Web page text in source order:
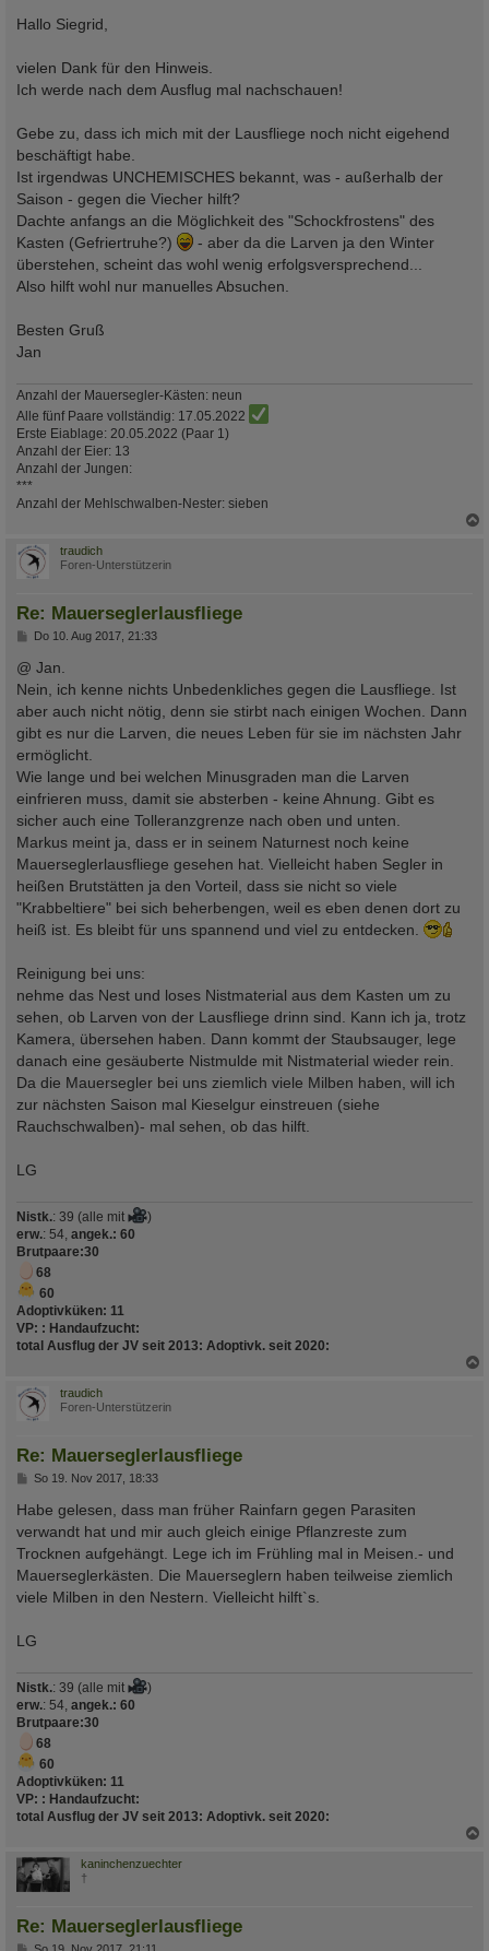
Hallo Siegrid,
vielen Dank für den Hinweis.
Ich werde nach dem Ausflug mal nachschauen!
Gebe zu, dass ich mich mit der Lausfliege noch nicht eigehend
beschäftigt habe.
Ist irgendwas UNCHEMISCHES bekannt, was - außerhalb der
Saison - gegen die Viecher hilft?
Dachte anfangs an die Möglichkeit des "Schockfrostens" des
Kasten (Gefriertruhe?)
- aber da die Larven ja den Winter
überstehen, scheint das wohl wenig erfolgsversprechend...
Also hilft wohl nur manuelles Absuchen.
Besten Gruß
Jan
Anzahl der Mauersegler-Kästen: neun
Alle fünf Paare vollständig: 17.05.2022
Erste Eiablage: 20.05.2022 (Paar 1)
Anzahl der Eier: 13
Anzahl der Jungen:
***
Anzahl der Mehlschwalben-Nester: sieben
traudich
Foren-Unterstützerin
Re: Mauerseglerlausfliege
B
i
r
g
Do 10. Aug 2017, 21:33
@ Jan.
Nein, ich kenne nichts Unbedenkliches gegen die Lausfliege. Ist
aber auch nicht nötig, denn sie stirbt nach einigen Wochen. Dann
gibt es nur die Larven, die neues Leben für sie im nächsten Jahr
ermöglicht.
Wie lange und bei welchen Minusgraden man die Larven
einfrieren muss, damit sie absterben - keine Ahnung. Gibt es
sicher auch eine Tolleranzgrenze nach oben und unten.
Markus meint ja, dass er in seinem Naturnest noch keine
Mauerseglerlausfliege gesehen hat. Vielleicht haben Segler in
heißen Brutstätten ja den Vorteil, dass sie nicht so viele
"Krabbeltiere" bei sich beherbengen, weil es eben denen dort zu
heiß ist. Es bleibt für uns spannend und viel zu entdecken.
Reinigung bei uns:
nehme das Nest und loses Nistmaterial aus dem Kasten um zu
sehen, ob Larven von der Lausfliege drinn sind. Kann ich ja, trotz
Kamera, übersehen haben. Dann kommt der Staubsauger, lege
danach eine gesäuberte Nistmulde mit Nistmaterial wieder rein.
Da die Mauersegler bei uns ziemlich viele Milben haben, will ich
zur nächsten Saison mal Kieselgur einstreuen (siehe
Rauchschwalben)- mal sehen, ob das hilft.
LG
Nistk.: 39 (alle mit
)
erw.: 54, angek.: 60
Brutpaare:30
68
60
Adoptivküken: 11
VP: : Handaufzucht:
total Ausflug der JV seit 2013: Adoptivk. seit 2020:
traudich
Foren-Unterstützerin
Re: Mauerseglerlausfliege
B
i
t
r
g
So 19. Nov 2017, 18:33
Habe gelesen, dass man früher Rainfarn gegen Parasiten
verwandt hat und mir auch gleich einige Pflanzreste zum
Trocknen aufgehängt. Lege ich im Frühling mal in Meisen.- und
Mauerseglerkästen. Die Mauerseglern haben teilweise ziemlich
viele Milben in den Nestern. Vielleicht hilft`s.
LG
Nistk.: 39 (alle mit
)
erw.: 54, angek.: 60
Brutpaare:30
68
60
Adoptivküken: 11
VP: : Handaufzucht:
total Ausflug der JV seit 2013: Adoptivk. seit 2020:
kaninchenzuechter
†
Re: Mauerseglerlausfliege
B